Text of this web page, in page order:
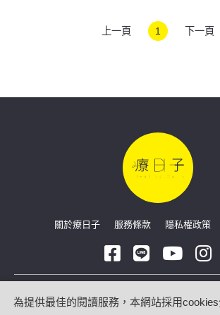
上一頁 1 下一頁
關於療日子 服務條款 隱私權政策
Copyright © 2026 療日子
為提供最佳的閱讀服務，本網站採用